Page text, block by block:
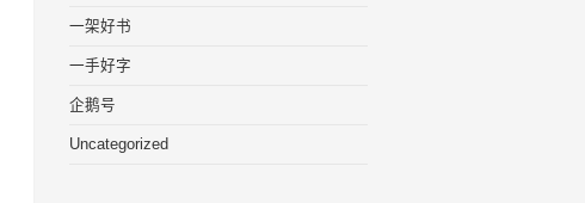
一架好书
一手好字
企鹅号
Uncategorized